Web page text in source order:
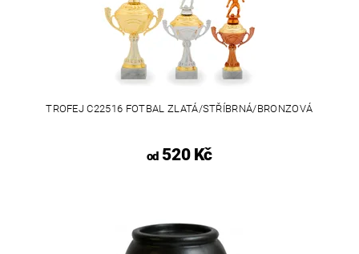
TROFEJ C22516 FOTBAL ZLATÁ/STŘÍBRNÁ/BRONZOVÁ
od520 Kč